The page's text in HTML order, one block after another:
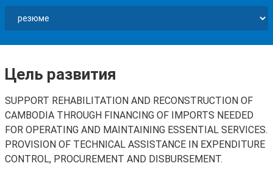
Цель развития
SUPPORT REHABILITATION AND RECONSTRUCTION OF
CAMBODIA THROUGH FINANCING OF IMPORTS NEEDED
FOR OPERATING AND MAINTAINING ESSENTIAL SERVICES.
PROVISION OF TECHNICAL ASSISTANCE IN EXPENDITURE
CONTROL, PROCUREMENT AND DISBURSEMENT.